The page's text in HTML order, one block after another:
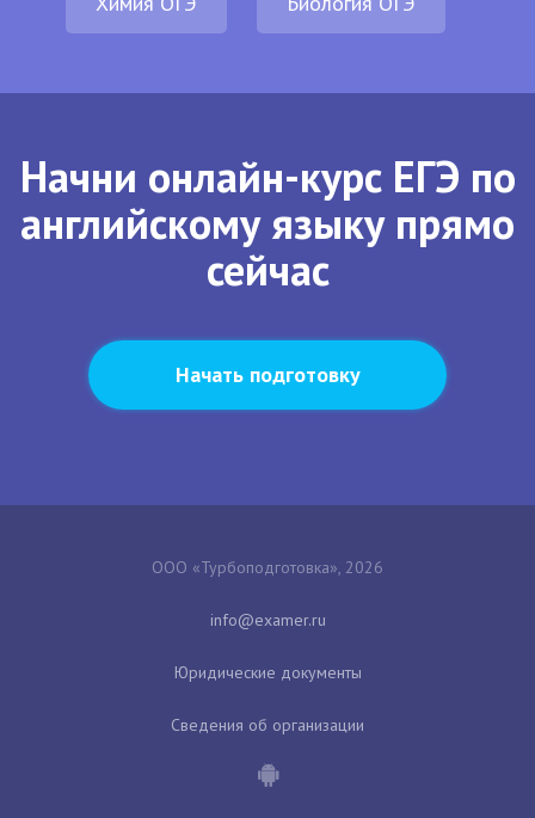
Начни онлайн-курс ЕГЭ по
английскому языку прямо
сейчас
Начать подготовку
ООО «Турбоподготовка», 2026
Юридические документы
Сведения об организации